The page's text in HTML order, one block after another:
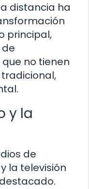
distancia ha
principal,
no tienen
y la
de
la televisión